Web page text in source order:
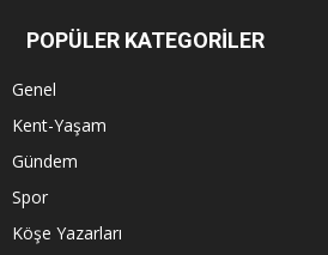
POPÜLER KATEGORİLER
Genel
Kent-Yaşam
Gündem
Spor
Köşe Yazarları